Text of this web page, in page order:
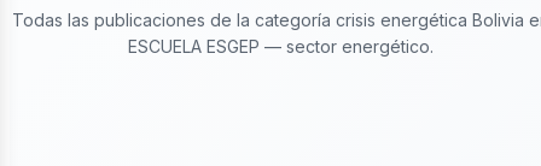
Todas las publicaciones de la categoría crisis energética Bolivia
ESCUELA ESGEP — sector energético.